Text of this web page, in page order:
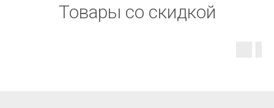
Товары со скидкой